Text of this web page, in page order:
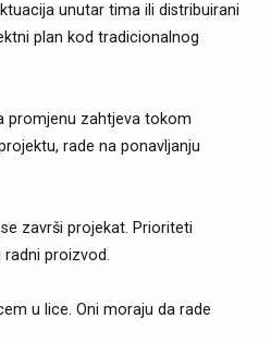
unutar tima ili distribuirani
plan kod tradicionalnog
promjenu zahtjeva tokom
rade na ponavljanju
završi projekat. Prioriteti
radni proizvod.
u lice. Oni moraju da rade